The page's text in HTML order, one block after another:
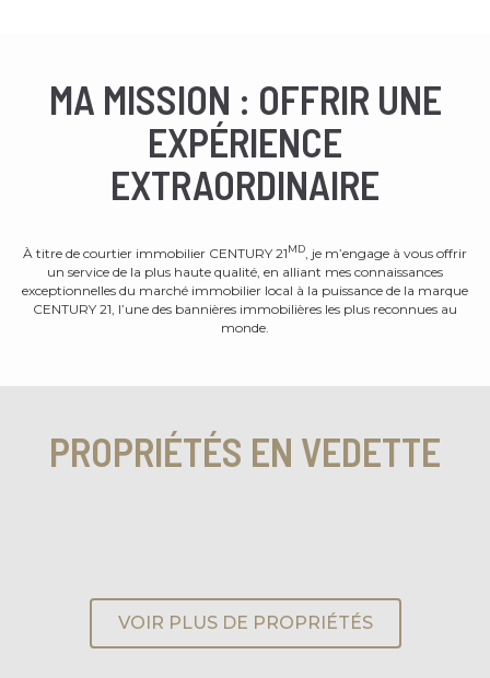
MA MISSION : OFFRIR UNE
EXPÉRIENCE
EXTRAORDINAIRE
À titre de courtier immobilier CENTURY 21MD
, je m’engage à vous offrir
un service de la plus haute qualité, en alliant mes connaissances
exceptionnelles du marché immobilier local à la puissance de la marque
CENTURY 21, l’une des bannières immobilières les plus reconnues au
monde.
PROPRIÉTÉS EN VEDETTE
VOIR PLUS DE PROPRIÉTÉS